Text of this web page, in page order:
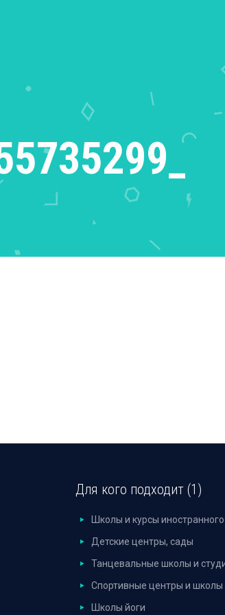
Для кого подходит (1)
Школы и курсы
Детские центры, сады
Танцевальные школы и
Спортивные центры и школы
Школы йоги